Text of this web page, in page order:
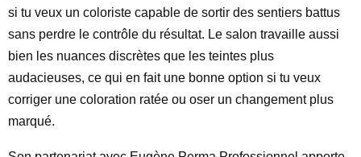
si tu veux un coloriste capable de sortir des sentiers battus
sans perdre le contrôle du résultat. Le salon travaille aussi
bien les nuances discrètes que les teintes plus
audacieuses, ce qui en fait une bonne option si tu veux
corriger une coloration ratée ou oser un changement plus
marqué.